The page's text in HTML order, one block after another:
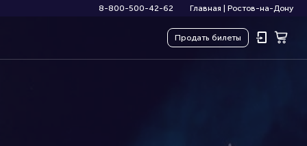
8-800-500-42-62 Главная Ростов-на-Дону
Продать билеты